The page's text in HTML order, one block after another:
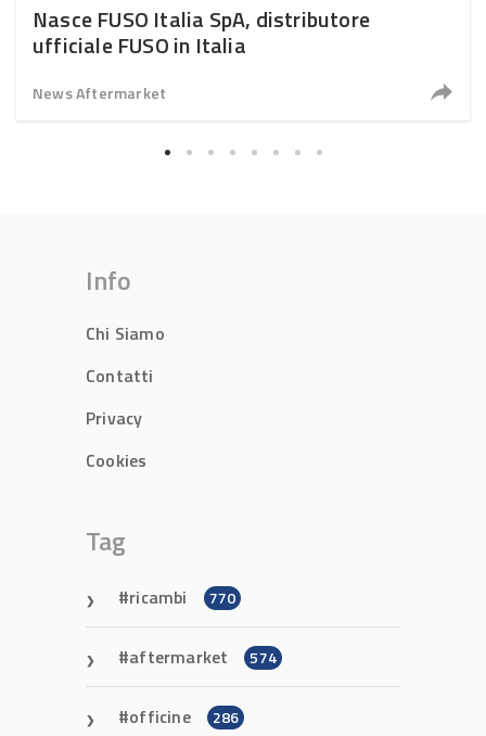
Nasce FUSO Italia SpA, distributore
ufficiale FUSO in Italia
News Aftermarket
Info
Chi Siamo
Contatti
Privacy
Cookies
Tag
ricambi 770
aftermarket 574
officine 286